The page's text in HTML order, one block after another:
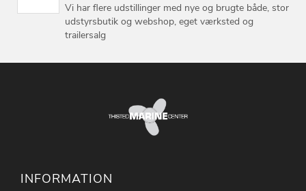
Vi har flere udstillinger med nye og brugte både, stor
udstyrsbutik og webshop, eget værksted og
trailersalg
INFORMATION